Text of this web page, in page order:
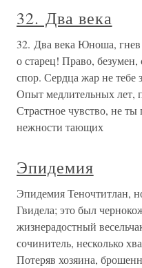
32. Два века
32. Два века Юноша, гнев
о старец! Право,
спор. Сердца жар не тебе
Опыт медлительных лет,
Страстное чувство, не
нежности тающих
Эпидемия
Эпидемия Теночтитлан,
Гвидела; это был
жизнерадостный
сочинитель, несколько
Потеряв хозяина,